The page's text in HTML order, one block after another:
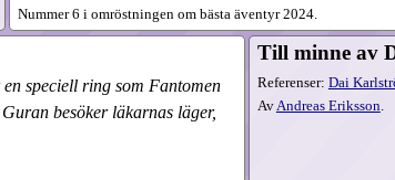
Nummer 6 i omröstningen om bästa äventyr 2024.
speciell ring som Fantomen
besöker läkarnas läger,
Till minne av
Referenser: Dai
AvAndreas Eriksson.